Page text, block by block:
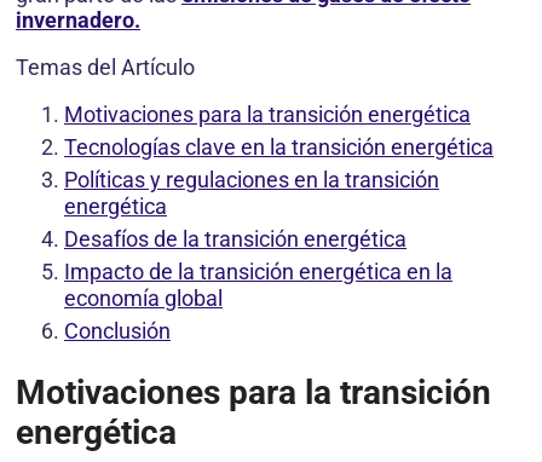
invernadero.
Temas del Artículo
Motivaciones para la transición energética
Tecnologías clave en la transición energética
Políticas y regulaciones en la transición
energética
Desafíos de la transición energética
Impacto de la transición energética en la
economía global
Conclusión
Motivaciones para la transición
energética